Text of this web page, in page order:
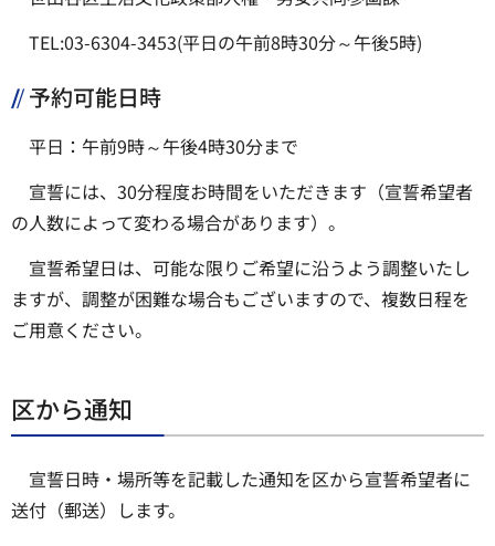
TEL:03-6304-3453(平日の午前8時30分～午後5時)
予約可能日時
平日：午前9時～午後4時30分まで
宣誓には、30分程度お時間をいただきます（宣誓希望者
の人数によって変わる場合があります）。
宣誓希望日は、可能な限りご希望に沿うよう調整いたし
ますが、調整が困難な場合もございますので、複数日程を
ご用意ください。
区から通知
宣誓日時・場所等を記載した通知を区から宣誓希望者に
送付（郵送）します。